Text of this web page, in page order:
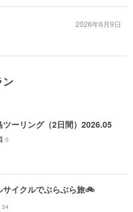
2026年6月9日
ン
ーリング（2日間）2026.05
0
イクルでぶらぶら旅🚲
34